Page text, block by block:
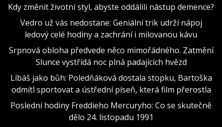
Kdy změnit životní styl, abyste oddálili nástup demence?
Vedro už vás nedostane: Geniální trik udrží nápoj
ledový celé hodiny a zachrání i milovanou kávu
Srpnová obloha předvede něco mimořádného. Zatmění
Slunce vystřídá noc plná padajících hvězd
Líbáš jako bůh: Poledňáková dostala stopku, Bartoška
odmítl sportovat a ústřední píseň, která film přerostla
Poslední hodiny Freddieho Mercuryho: Co se skutečně
dělo 24. listopadu 1991